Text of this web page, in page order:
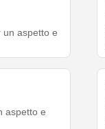
un aspetto e
aspetto e